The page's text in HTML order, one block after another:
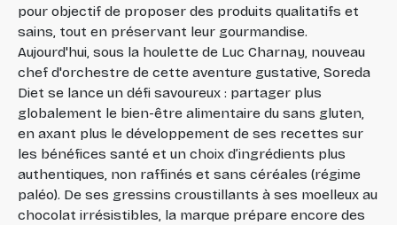
pour objectif de proposer des produits qualitatifs et
sains, tout en préservant leur gourmandise.
Aujourd'hui, sous la houlette de Luc Charnay, nouveau
chef d'orchestre de cette aventure gustative, Soreda
Diet se lance un défi savoureux : partager plus
globalement le bien-être alimentaire du sans gluten,
en axant plus le développement de ses recettes sur
les bénéfices santé et un choix d’ingrédients plus
authentiques, non raffinés et sans céréales (régime
paléo). De ses gressins croustillants à ses moelleux au
chocolat irrésistibles, la marque prépare encore des